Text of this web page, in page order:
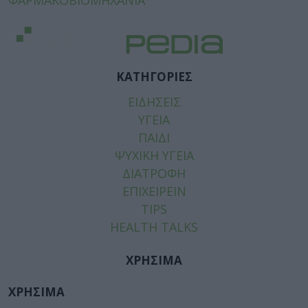
ΚΑΤΗΓΟΡΙΕΣ
ΕΙΔΗΣΕΙΣ
ΥΓΕΙΑ
ΠΑΙΔΙ
ΨΥΧΙΚΗ ΥΓΕΙΑ
ΔΙΑΤΡΟΦΗ
ΕΠΙΧΕΙΡΕΙΝ
TIPS
HEALTH TALKS
ΧΡΗΣΙΜΑ
ΧΡΗΣΙΜΑ